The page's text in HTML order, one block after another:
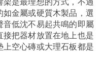
金屬或硬質木製品，選
低沈不易起共鳴的即屬
把器材放置在地上也是
空心磚或大理石板都是